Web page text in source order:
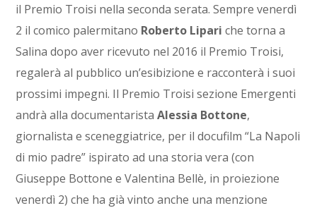
il Premio Troisi nella seconda serata. Sempre venerdì
2 il comico palermitano Roberto Lipari che torna a
Salina dopo aver ricevuto nel 2016 il Premio Troisi,
regalerà al pubblico un’esibizione e racconterà i suoi
prossimi impegni. Il Premio Troisi sezione Emergenti
andrà alla documentaristaAlessia Bottone,
giornalista e sceneggiatrice, per il docufilm “La Napoli
di mio padre” ispirato ad una storia vera (con
Giuseppe Bottone e Valentina Bellè, in proiezione
venerdì 2) che ha già vinto anche una menzione